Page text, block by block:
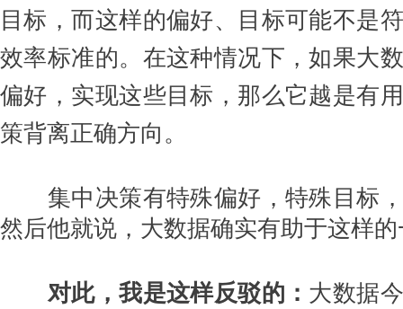
目标，而这样的偏好、目标可能不是
效率标准的。在这种情况下，如果大
偏好，实现这些目标，那么它越是有
策背离正确方向。
集中决策有特殊偏好，特殊目标
然后他就说，大数据确实有助于这样
对此，我是这样反驳的： 大数据